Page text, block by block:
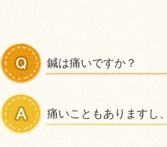
鍼は痛いですか？
痛いこともありますし